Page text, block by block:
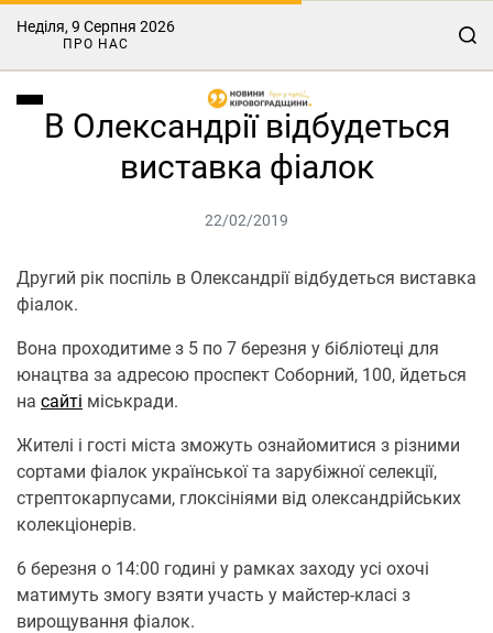
Неділя, 9 Серпня 2026
ПРО НАС
В Олександрії відбудеться
виставка фіалок
22/02/2019
Другий рік поспіль в Олександрії відбудеться виставка
фіалок.
Вона проходитиме з 5 по 7 березня у бібліотеці для
юнацтва за адресою проспект Соборний, 100, йдеться
на сайті міськради.
Жителі і гості міста зможуть ознайомитися з різними
сортами фіалок української та зарубіжної селекції,
стрептокарпусами, глоксініями від олександрійських
колекціонерів.
6 березня о 14:00 годині у рамках заходу усі охочі
матимуть змогу взяти участь у майстер-класі з
вирощування фіалок.